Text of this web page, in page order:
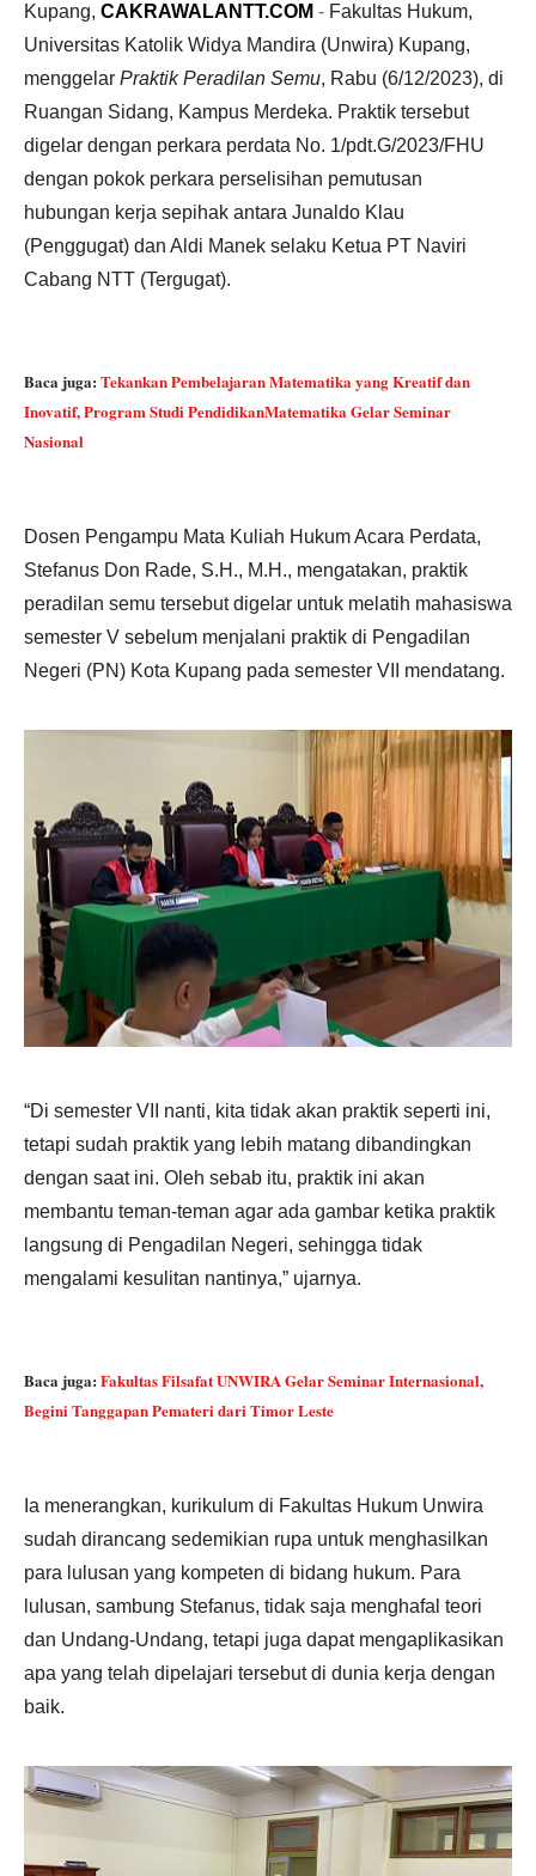
Kupang, CAKRAWALANTT.COM - Fakultas Hukum,
Universitas Katolik Widya Mandira (Unwira) Kupang,
menggelar Praktik Peradilan Semu, Rabu (6/12/2023), di
Ruangan Sidang, Kampus Merdeka. Praktik tersebut
digelar dengan perkara perdata No. 1/pdt.G/2023/FHU
dengan pokok perkara perselisihan pemutusan
hubungan kerja sepihak antara Junaldo Klau
(Penggugat) dan Aldi Manek selaku Ketua PT Naviri
Cabang NTT (Tergugat).
Baca juga: Tekankan Pembelajaran Matematika yang Kreatif dan
Inovatif, Program Studi PendidikanMatematika Gelar Seminar
Nasional
Dosen Pengampu Mata Kuliah Hukum Acara Perdata,
Stefanus Don Rade, S.H., M.H., mengatakan, praktik
peradilan semu tersebut digelar untuk melatih mahasiswa
semester V sebelum menjalani praktik di Pengadilan
Negeri (PN) Kota Kupang pada semester VII mendatang.
“Di semester VII nanti, kita tidak akan praktik seperti ini,
tetapi sudah praktik yang lebih matang dibandingkan
dengan saat ini. Oleh sebab itu, praktik ini akan
membantu teman-teman agar ada gambar ketika praktik
langsung di Pengadilan Negeri, sehingga tidak
mengalami kesulitan nantinya,” ujarnya.
Baca juga: Fakultas Filsafat UNWIRA Gelar Seminar Internasional,
Begini Tanggapan Pemateri dari Timor Leste
Ia menerangkan, kurikulum di Fakultas Hukum Unwira
sudah dirancang sedemikian rupa untuk menghasilkan
para lulusan yang kompeten di bidang hukum. Para
lulusan, sambung Stefanus, tidak saja menghafal teori
dan Undang-Undang, tetapi juga dapat mengaplikasikan
apa yang telah dipelajari tersebut di dunia kerja dengan
baik.